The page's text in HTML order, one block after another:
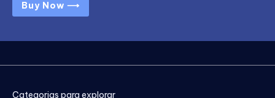
Buy Now ⟶
Categorias para explorar